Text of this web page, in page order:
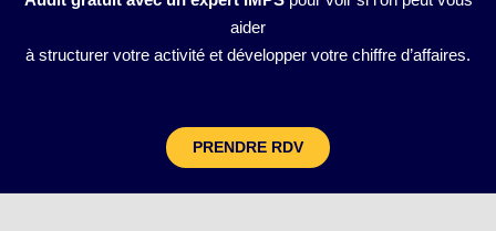
aider
à structurer votre activité et développer votre chiffre d’affaires.
PRENDRE RDV